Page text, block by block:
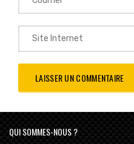
QUI SOMMES-NOUS ?